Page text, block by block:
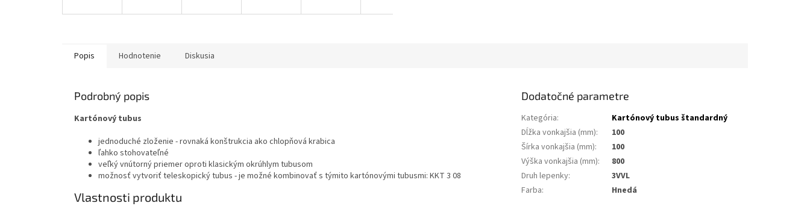
Popis Hodnotenie Diskusia
Podrobný popis
Kartónový tubus
jednoduché zloženie - rovnaká konštrukcia ako chlopňová krabica
ľahko stohovateľné
veľký vnútorný priemer oproti klasickým okrúhlym tubusom
možnosť vytvoriť teleskopický tubus - je možné kombinovať s týmito kartónovými tubusmi: KKT 3 08
Vlastnosti produktu
Dodatočné parametre
Kategória:
Kartónový tubus štandardný
Dĺžka vonkajšia (mm):
100
Šírka vonkajšia (mm):
100
Výška vonkajšia (mm):
800
Druh lepenky:
3VVL
Farba: Hnedá